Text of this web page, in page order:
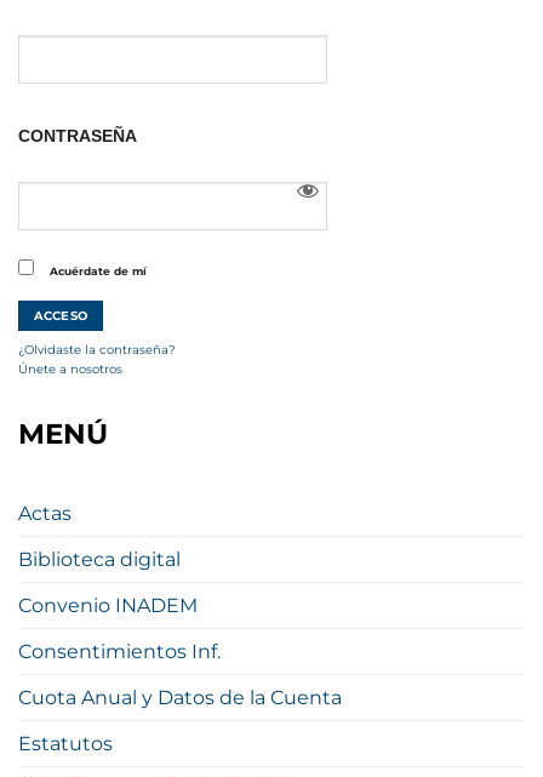
CONTRASEÑA
Acuérdate de mí
¿Olvidaste la contraseña?
Únete a nosotros
MENÚ
Actas
Biblioteca digital
Convenio INADEM
Consentimientos Inf.
Cuota Anual y Datos de la Cuenta
Estatutos